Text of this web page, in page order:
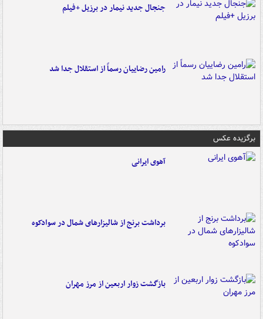
جنجال جدید نیمار در برزیل +فیلم
رامین رضاییان رسماً از استقلال جدا شد
برگزیده عکس
آهوی ایرانی
برداشت برنج از شالیزارهای شمال در سوادکوه
بازگشت زوار اربعین از مرز مهران